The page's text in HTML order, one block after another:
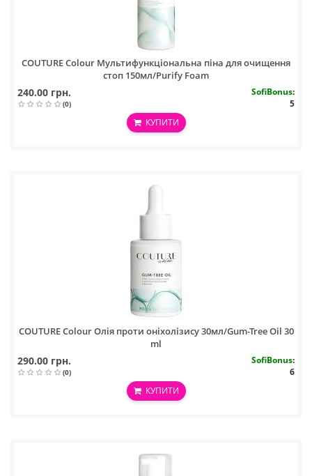
COUTURE Colour Мультифункціональна піна для очищення
стоп 150мл/Purify Foam
240.00 грн.
(0)
SofiBonus:
5
КУПИТИ
COUTURE Colour Олія проти оніхолізису 30мл/Gum-Tree Oil 30
ml
290.00 грн.
(0)
SofiBonus:
6
КУПИТИ